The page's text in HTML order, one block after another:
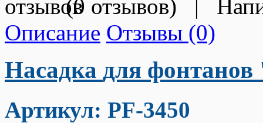
(0 отзывов) |
Описание Отзывы (0)
Насадка для фонтанов
Артикул: PF-3450